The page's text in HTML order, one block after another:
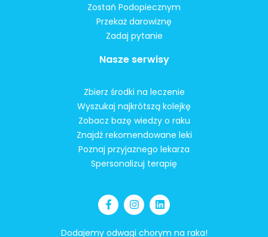
Zostań Podopiecznym
Przekaż darowiznę
Zadaj pytanie
Nasze serwisy
Zbierz środki na leczenie
Wyszukaj najkrótszą kolejkę
Zobacz bazę wiedzy o raku
Znajdź rekomendowane leki
Poznaj przyjaznego lekarza
Spersonalizuj terapię
Dodajemy odwagi chorym na raka!